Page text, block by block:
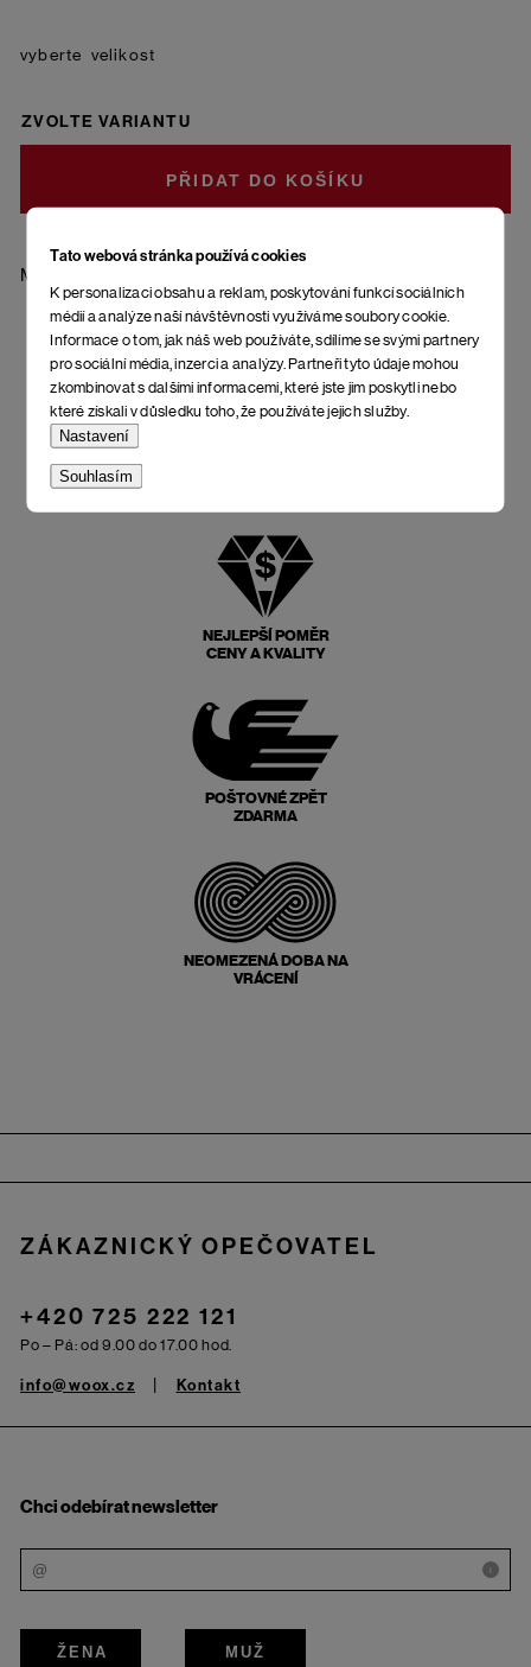
Tato webová stránka používá cookies
K personalizaci obsahu a reklam, poskytování funkcí sociálních
médií a analýze naší návštěvnosti využíváme soubory cookie.
Informace o tom, jak náš web používáte, sdílíme se svými partnery
pro sociální média, inzerci a analýzy. Partneři tyto údaje mohou
zkombinovat s dalšími informacemi, které jste jim poskytli nebo
které získali v důsledku toho, že používáte jejich služby.
Nastavení
Souhlasím
Materiál: 85 % bavlna - česaná, 10 % polyamid, 5 % elastan
velikost
ZVOLTE VARIANTU
DO KOŠÍKU
NEJLEPŠÍ POMĚR
CENY A KVALITY
POŠTOVNÉ ZPĚT
ZDARMA
NEOMEZENÁ DOBA NA
VRÁCENÍ
ZÁKAZNICKÝ OPEČOVATEL
+420 725 222 121
Po – Pá: od 9.00 do 17.00 hod.
info@woox.cz Kontakt
Chci odebírat newsletter
i
ŽENA MUŽ